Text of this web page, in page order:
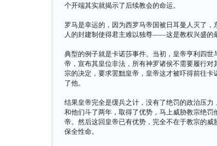
个开端其实就揭示了后续教会的命运。
罗马是幸运的，因为西罗马帝国被日耳曼人灭了
人的封建制使得君主难以独尊——这是教权兴盛的
典型的例子就是卡诺莎事件。当初，皇帝亨利四
帝，宣布其皇位非法，所有神罗诸侯不需要履行
宗的决定，要求罢黜皇帝，皇帝这才被吓得前往
了他。
结果皇帝完全是缓兵之计，没有了绝罚的政治压
和他们斗了两年，取得了优势，马上威胁教宗绝
帝。然后这回皇帝已有优势，完全不在于教宗的
保全性命。